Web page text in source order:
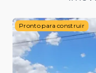
Pronto para construir